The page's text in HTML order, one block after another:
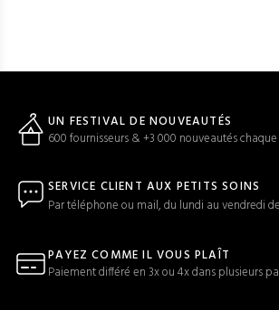
UN FESTIVAL DE NOUVEAUTÉS
600 fournisseurs & +3 000 nouveautés
SERVICE CLIENT AUX PETITS SOINS
Par téléphone ou mail, du lundi au vendredi
PAYEZ COMME IL VOUS PLAÎT
Paiement différé en 3x ou 4x dans plusieurs